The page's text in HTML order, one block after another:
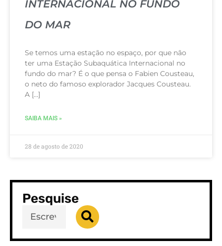
INTERNACIONAL NO FUNDO
DO MAR
Se temos uma estação no espaço, por que não
ter uma Estação Subaquática Internacional no
fundo do mar? É o que pensa o Fabien Cousteau,
o neto do famoso explorador Jacques Cousteau.
A […]
SAIBA MAIS »
28 de agosto de 2020
Pesquise